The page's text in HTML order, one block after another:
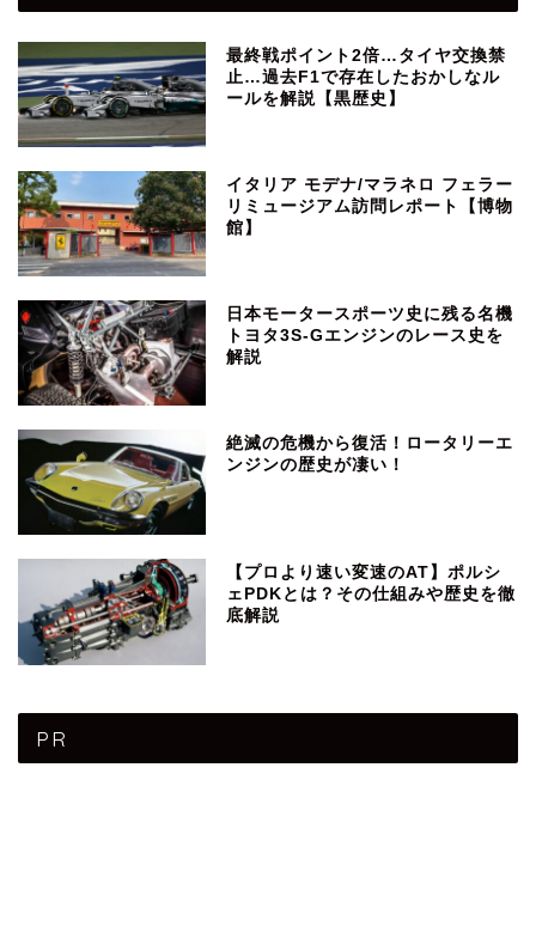
最終戦ポイント2倍…タイヤ交換禁
止…過去F1で存在したおかしなル
ールを解説【黒歴史】
イタリア モデナ/マラネロ フェラー
リミュージアム訪問レポート【博物
館】
日本モータースポーツ史に残る名機
トヨタ3S-Gエンジンのレース史を
解説
絶滅の危機から復活！ロータリーエ
ンジンの歴史が凄い！
【プロより速い変速のAT】ポルシ
ェPDKとは？その仕組みや歴史を徹
底解説
PR